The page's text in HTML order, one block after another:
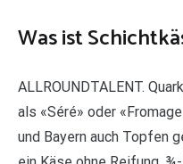
Was ist
ALLROUNDTALENT.
als «Séré» oder
und Bayern auch Topfen